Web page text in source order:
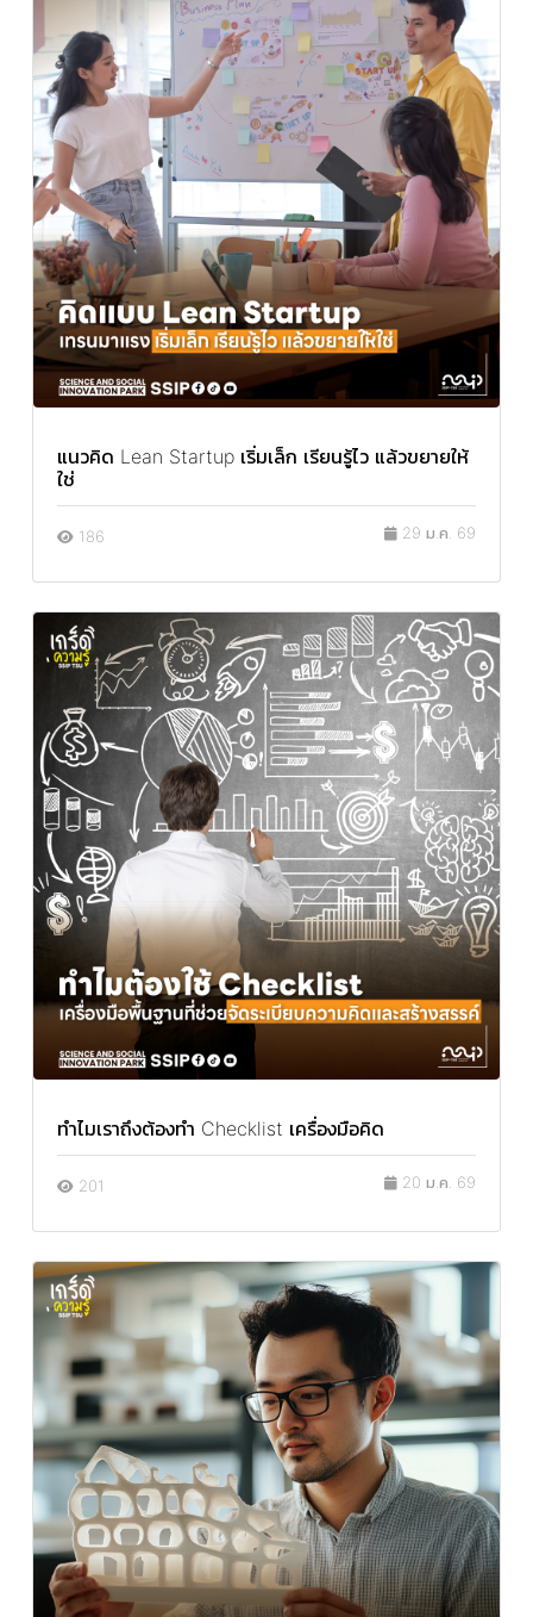
แนวคิด Lean Startup เริ่มเล็ก เรียนรู้ไว แล้วขยายให้
ใช่
186 29 ม.ค. 69
ทำไมเราถึงต้องทำ Checklist เครื่องมือคิด
201 20 ม.ค. 69